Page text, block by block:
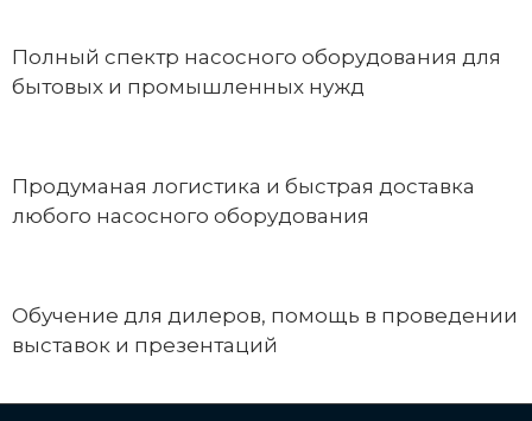
Полный спектр насосного оборудования для
бытовых и промышленных нужд
Продуманая логистика и быстрая доставка
любого насосного оборудования
Обучение для дилеров, помощь в проведении
выставок и презентаций